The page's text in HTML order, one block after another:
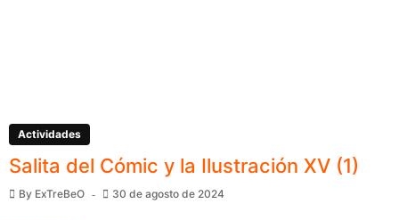
Actividades
Salita del Cómic y la Ilustración XV (1)
By ExTreBeO 30 de agosto de 2024